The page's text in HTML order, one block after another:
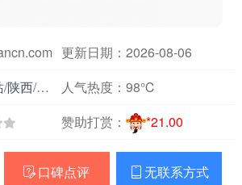
更新日期：2026-08-06
/陕西/新闻媒体人气热度： 98℃
赞助打赏： *21.00
 口碑点评  无联系方式